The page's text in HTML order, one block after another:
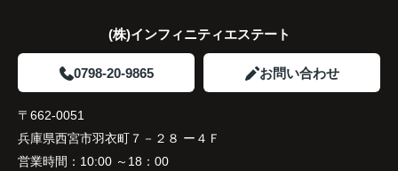
(株)インフィニティエステート
0798-20-9865 お問い合わせ
〒662-0051
兵庫県西宮市羽衣町７－２８ ー４Ｆ
営業時間： 10:00 ～18：00